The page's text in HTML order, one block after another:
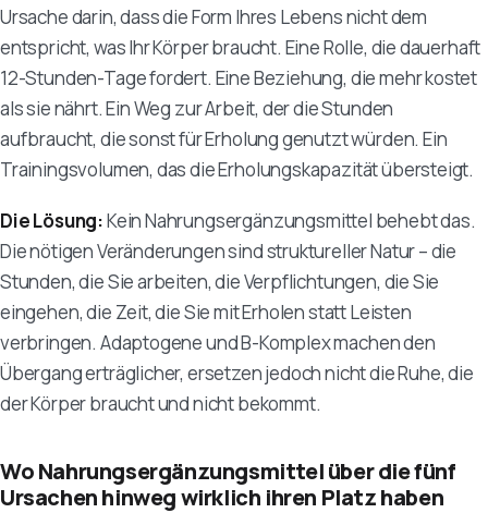
Ursache darin, dass die Form Ihres Lebens nicht dem
entspricht, was Ihr Körper braucht. Eine Rolle, die dauerhaft
12-Stunden-Tage fordert. Eine Beziehung, die mehr kostet
als sie nährt. Ein Weg zur Arbeit, der die Stunden
aufbraucht, die sonst für Erholung genutzt würden. Ein
Trainingsvolumen, das die Erholungskapazität übersteigt.
Die Lösung:Kein Nahrungsergänzungsmittel behebt das.
Die nötigen Veränderungen sind struktureller Natur – die
Stunden, die Sie arbeiten, die Verpflichtungen, die Sie
eingehen, die Zeit, die Sie mit Erholen statt Leisten
verbringen. Adaptogene und B-Komplex machen den
Übergang erträglicher, ersetzen jedoch nicht die Ruhe, die
der Körper braucht und nicht bekommt.
Wo Nahrungsergänzungsmittel über die fünf
Ursachen hinweg wirklich ihren Platz haben